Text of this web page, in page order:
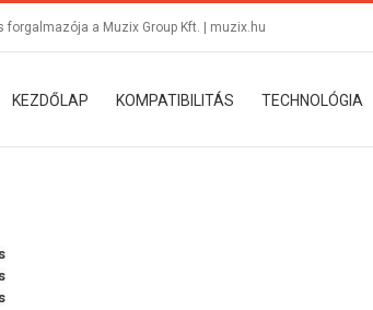
a Muzix Group Kft. | muzix.hu
KEZDŐLAP KOMPATIBILITÁS TECHNOLÓGIA